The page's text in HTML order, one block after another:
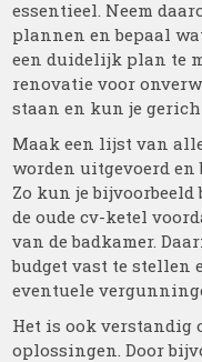
essentieel. Neem
plannen en bepaal
een duidelijk plan te
renovatie voor
staan en kun je
Maak een lijst van
worden uitgevoerd
Zo kun je
de oude cv-ketel
van de badkamer.
budget vast te stellen
eventuele
Het is ook verstandig
oplossingen. Door